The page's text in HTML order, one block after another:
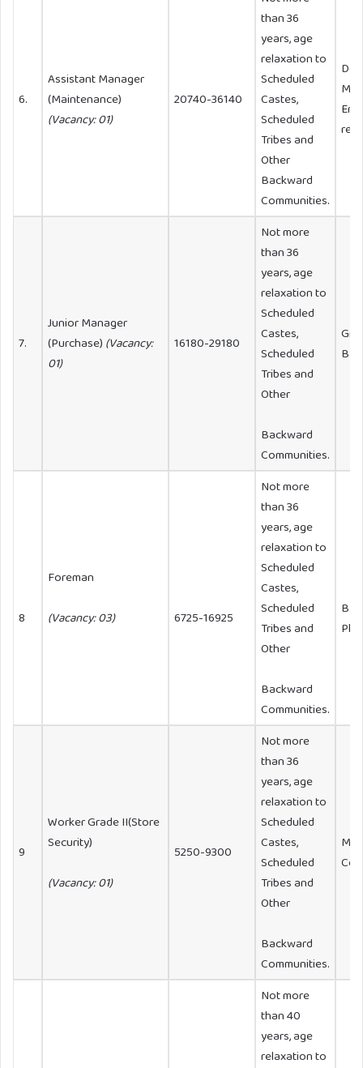
6.
Assistant Manager
(Maintenance)
(Vacancy: 01)
20740-36140
than 36
years, age
relaxation to
Scheduled
Castes,
Scheduled
Tribes and
Other
Backward
Communities.
7.
Junior Manager
(Purchase) (Vacancy:
01)
16180-29180
Not more
than 36
years, age
relaxation to
Scheduled
Castes,
Scheduled
Tribes and
Other
Backward
Communities.
B
8
Foreman
(Vacancy: 03) 6725-16925
Not more
than 36
years, age
relaxation to
Scheduled
Castes,
Scheduled
Tribes and
Other
Backward
Communities.
B.
9
Worker Grade II(Store
Security)
(Vacancy: 01)
5250-9300
Not more
than 36
years, age
relaxation to
Scheduled
Castes,
Scheduled
Tribes and
Other
Backward
Communities.
Not more
than 40
years, age
relaxation to